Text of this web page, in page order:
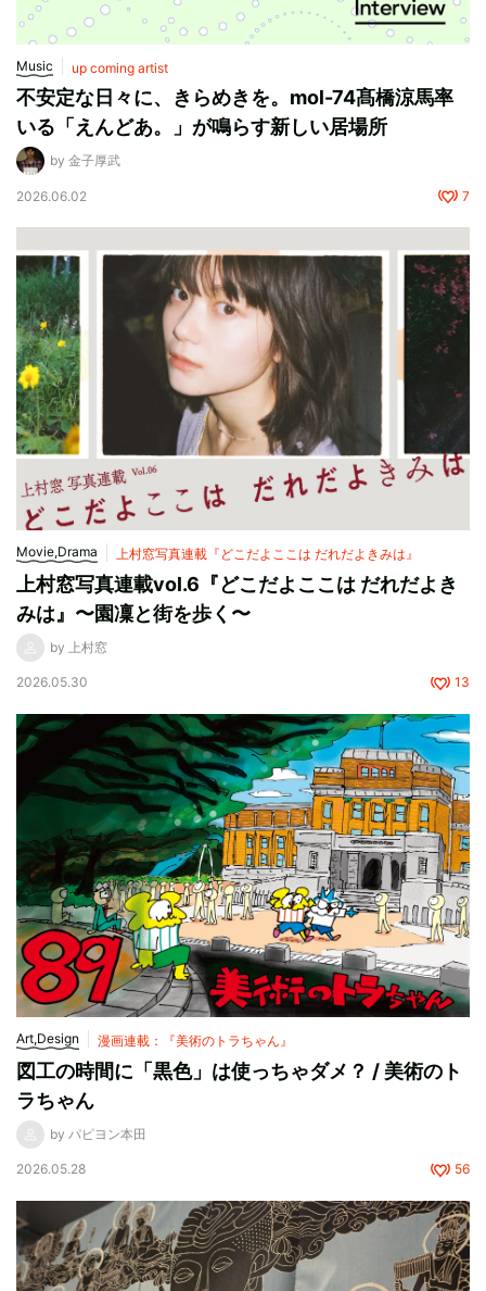
Music up coming artist
不安定な日々に、きらめきを。mol-74髙橋涼馬率
いる「えんどあ。」が鳴らす新しい居場所
by 金子厚武
2026.06.02 7
Movie,Drama 上村窓写真連載『どこだよここは だれだよきみは』
上村窓写真連載vol.6『どこだよここは だれだよき
みは』〜園凜と街を歩く〜
by 上村窓
2026.05.30 13
Art,Design 漫画連載：『美術のトラちゃん』
図工の時間に「黒色」は使っちゃダメ？ / 美術のト
ラちゃん
by パピヨン本田
2026.05.28 56